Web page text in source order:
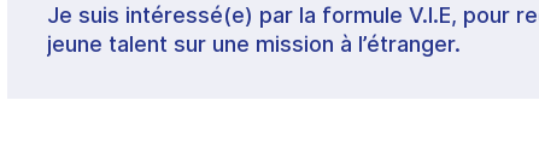
Je suis intéressé(e) par la formule V.I.E, pour
jeune talent sur une mission à l’étranger.